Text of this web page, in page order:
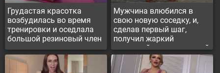
Грудастая красотка
возбудилась во время
тренировки и оседлала
большой резиновый член
Мужчина влюбился в
свою новую соседку, и,
сделав первый шаг,
получил жаркий
анальный секс с крошкой